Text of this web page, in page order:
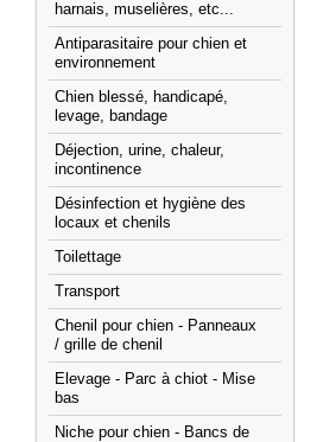
harnais, muselières, etc...
Antiparasitaire pour chien et
environnement
Chien blessé, handicapé,
levage, bandage
Déjection, urine, chaleur,
incontinence
Désinfection et hygiène des
locaux et chenils
Toilettage
Transport
Chenil pour chien - Panneaux
/ grille de chenil
Elevage - Parc à chiot - Mise
bas
Niche pour chien - Bancs de